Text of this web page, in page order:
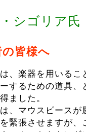
シゴリア氏
の皆様へ
、楽器を用いる
するための道具、
ました。
、マウスピースが
緊張させますが、